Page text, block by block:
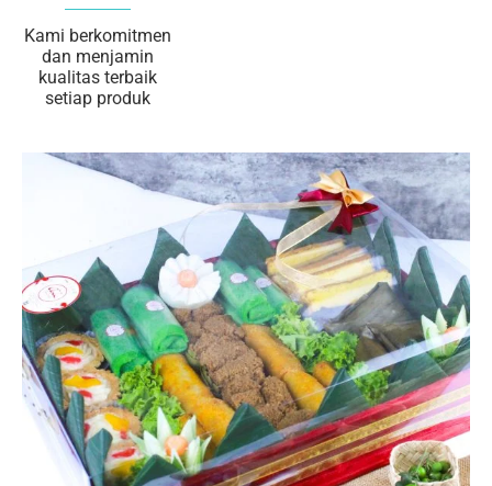
Kami berkomitmen
dan menjamin
kualitas terbaik
setiap produk